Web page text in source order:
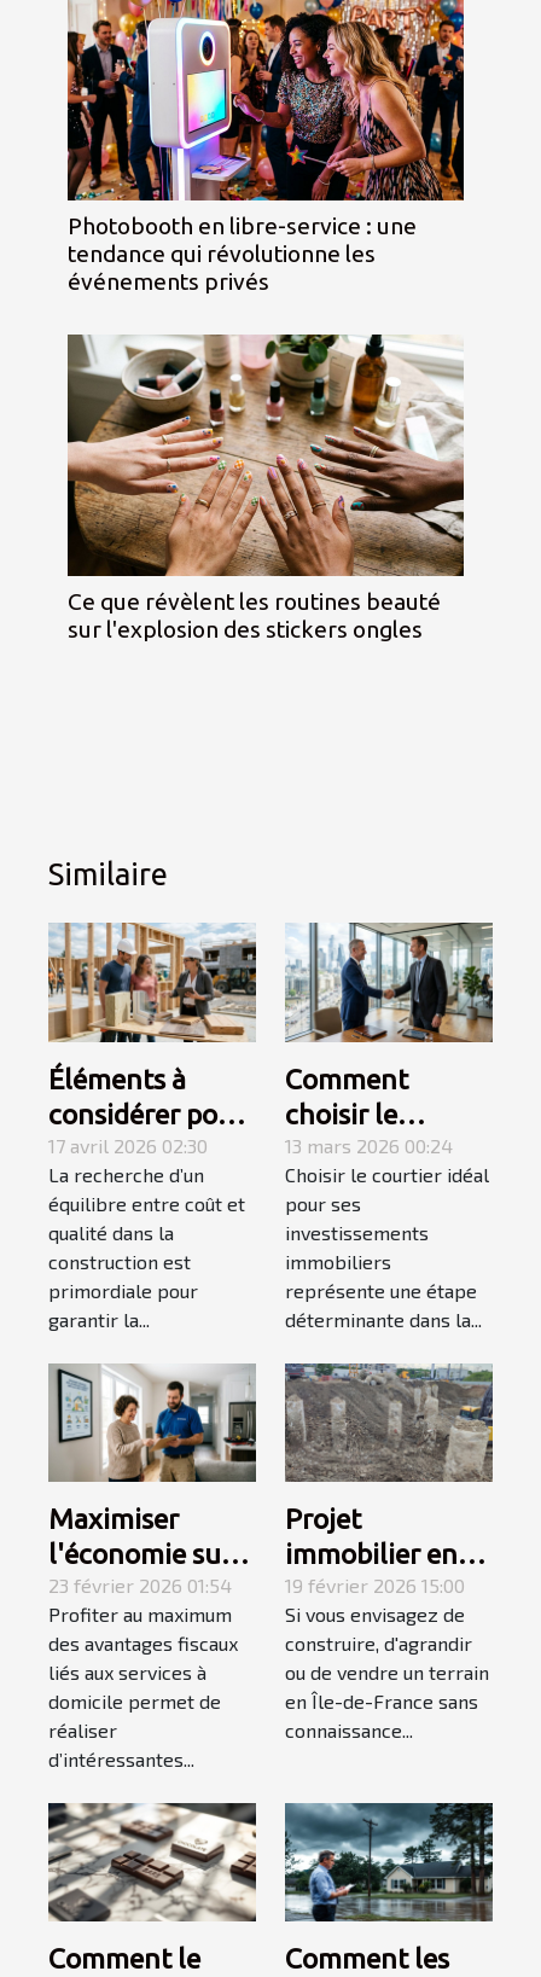
Photobooth en libre-service : une
tendance qui révolutionne les
événements privés
Ce que révèlent les routines beauté
sur l'explosion des stickers ongles
Similaire
Éléments à
considérer pour
un rapport
qualité-prix
optimal dans la
construction
17 avril 2026 02:30
La recherche d’un
équilibre entre coût et
qualité dans la
construction est
primordiale pour
garantir la...
Comment
choisir le
courtier idéal
pour vos
investissements
immobiliers ?
13 mars 2026 00:24
Choisir le courtier idéal
pour ses
investissements
immobiliers
représente une étape
déterminante dans la...
Maximiser
l'économie sur
les services à
domicile grâce
au crédit
d'impôt
23 février 2026 01:54
Profiter au maximum
des avantages fiscaux
liés aux services à
domicile permet de
réaliser
d’intéressantes...
Projet
immobilier en
Île-de-France :
pourquoi
l'étude de sol
est importante ?
19 février 2026 15:00
Si vous envisagez de
construire, d'agrandir
ou de vendre un terrain
en Île-de-France sans
connaissance...
Comment le
Comment les